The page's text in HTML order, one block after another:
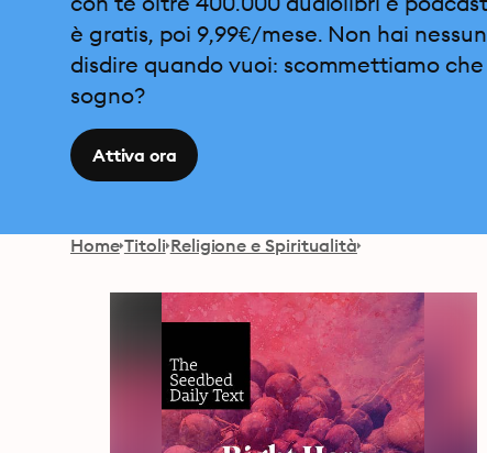
è gratis, poi 9,99€/mese. Non hai
disdire quando vuoi: scommettiamo
sogno?
Attiva ora
Home Titoli Religione e Spiritualità